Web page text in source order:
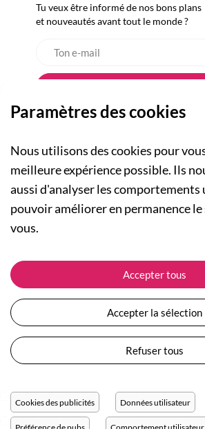
Tu veux être informé de nos bons plans
et nouveautés avant tout le monde ?
A PROPOS
Qui sommes-nous ?
Actualités
Nos engagements
Plan du site
Devenir revendeur
NOS RUBRIQUES
Collection Femme
Collection Enfants
Les Totebags
Nos différents thèmes
ASSISTANCE
Suivre ma commande
Expédition et livraison
Retour et remboursement
Moyens de paiement
Questions / Réponses
Conditions générales de vente
Protection des données personnelles
Réglage des cookies
Paramètres des cookies
Nous utilisons des cookies pour
meilleure expérience possible. Ils
aussi d'analyser les
pouvoir améliorer en permanence
vous.
Accepter tous
Accepter la sélection
Refuser tous
Cookies des publicités Données utilisateur